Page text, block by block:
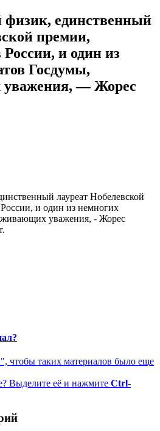
физик, единственный
премии,
и один из
Госдумы,
уважения, — Жорес
лауреат Нобелевской
и один из немногих
уважения, - Жорес
чтобы таких материалов было еще
Выделите её и нажмите Ctrl-